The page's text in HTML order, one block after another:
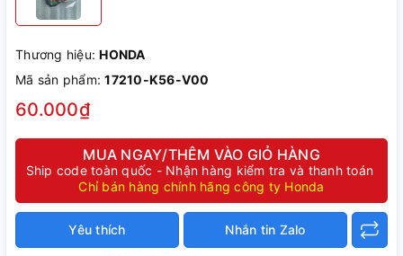
Thương hiệu:HONDA
Mã sản phẩm:17210-K56-V00
60.000₫
MUA NGAY/THÊM VÀO GIỎ HÀNG
Ship code toàn quốc - Nhận hàng kiểm tra và thanh toán
Chỉ bán hàng chính hãng công ty Honda
Yêu thích Nhắn tin Zalo